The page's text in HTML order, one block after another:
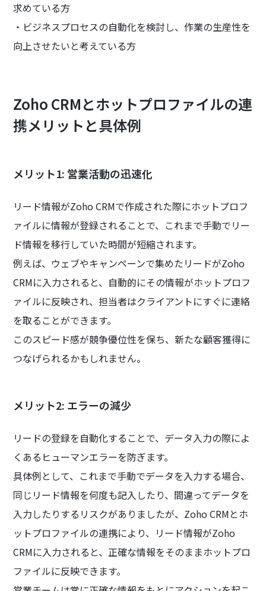
求めている方
・ビジネスプロセスの自動化を検討し、作業の生産性を
向上させたいと考えている方
Zoho CRMとホットプロファイルの連
携メリットと具体例
メリット1: 営業活動の迅速化
リード情報がZoho CRMで作成された際にホットプロフ
ァイルに情報が登録されることで、これまで手動でリー
ド情報を移行していた時間が短縮されます。
例えば、ウェブやキャンペーンで集めたリードがZoho
CRMに入力されると、自動的にその情報がホットプロフ
ァイルに反映され、担当者はクライアントにすぐに連絡
を取ることができます。
このスピード感が競争優位性を保ち、新たな顧客獲得に
つなげられるかもしれません。
メリット2: エラーの減少
リードの登録を自動化することで、データ入力の際によ
くあるヒューマンエラーを防ぎます。
具体例として、これまで手動でデータを入力する場合、
同じリード情報を何度も記入したり、間違ってデータを
入力したりするリスクがありましたが、Zoho CRMとホ
ットプロファイルの連携により、リード情報がZoho
CRMに入力されると、正確な情報をそのままホットプロ
ファイルに反映できます。